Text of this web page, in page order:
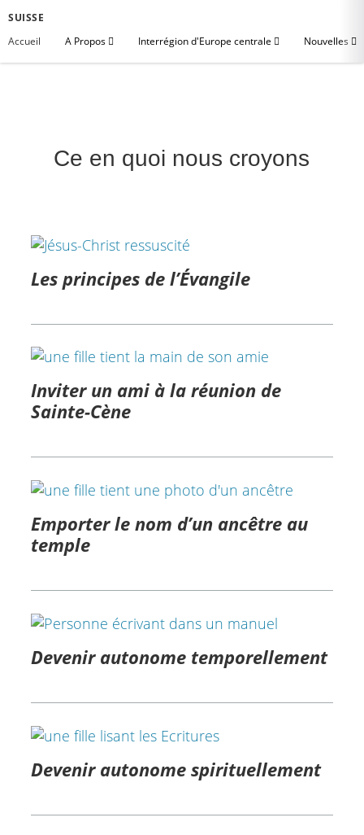
SUISSE
Accueil
A Propos Interrégion d'Europe centrale Nouvelles
Ce en quoi nous croyons
Les principes de l’Évangile
Inviter un ami à la réunion de
Sainte-Cène
Emporter le nom d’un ancêtre au
temple
Devenir autonome temporellement
Devenir autonome spirituellement